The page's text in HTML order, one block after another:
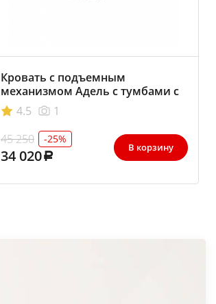
Кровать с подъемным
механизмом Адель с тумбами с
мягким изголовьем 1600х2000
Венге-Лоредо
4.5
1
45 250
-25%
34 020 В корзину